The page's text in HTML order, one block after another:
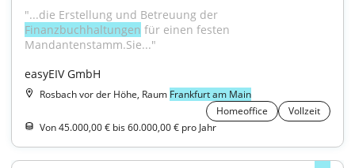
Finanzbuchhaltungen für einen festen
Mandantenstamm.Sie..."
easyEIV GmbH
Rosbach vor der Höhe, Raum Frankfurt am Main
Homeoffice
Vollzeit
Von 45.000,00 € bis 60.000,00 € pro Jahr